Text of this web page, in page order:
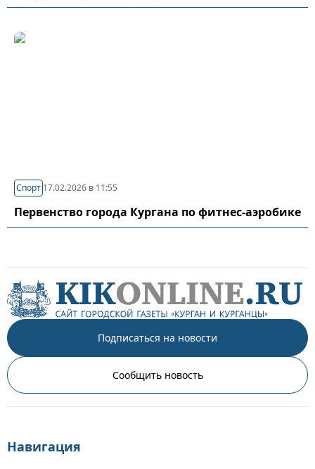
Спорт 17.02.2026 в 11:55
Первенство города Кургана по фитнес-аэробике
Подписаться на новости
Сообщить новость
Навигация